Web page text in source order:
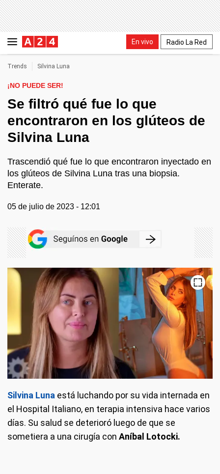
En vivo Radio La Red
Trends Silvina Luna
¡NO PUEDE SER!
Se filtró qué fue lo que
encontraron en los glúteos de
Silvina Luna
Trascendió qué fue lo que encontraron inyectado en
los glúteos de Silvina Luna tras una biopsia.
Enterate.
05 de julio de 2023 - 12:01
Silvina Luna está luchando por su vida internada en
el Hospital Italiano, en terapia intensiva hace varios
días. Su salud se deterioró luego de que se
sometiera a una cirugía con Aníbal Lotocki.